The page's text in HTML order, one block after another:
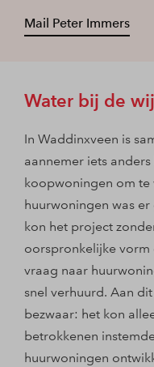
Mail Peter Immers
Water bij de
In Waddinxveen is
aannemer iets
koopwoningen om
huurwoningen was
kon het project
oorspronkelijke
vraag naar
snel verhuurd. Aan
bezwaar: het kon
betrokkenen
huurwoningen